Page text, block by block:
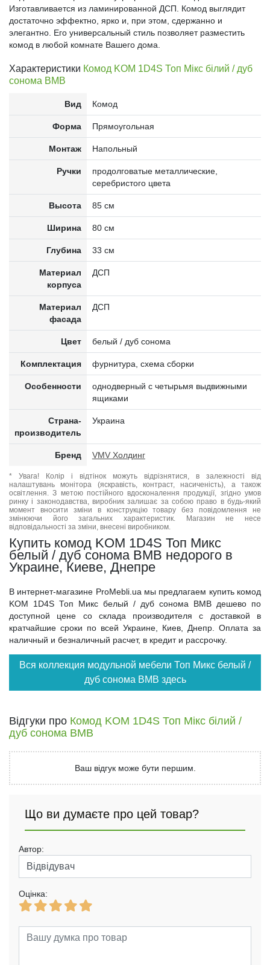
Изготавливается из ламинированной ДСП. Комод выглядит
достаточно эффектно, ярко и, при этом, сдержанно и
элегантно. Его универсальный стиль позволяет разместить
комод в любой комнате Вашего дома.
Характеристики Комод KOM 1D4S Топ Мікс білий / дуб
сонома ВМВ
Вид Комод
Форма Прямоугольная
Монтаж Напольный
Ручки
продолговатые металлические,
серебристого цвета
Высота 85 см
Ширина 80 см
Глубина 33 см
Материал
корпуса
ДСП
Материал
фасада
ДСП
Цвет белый / дуб сонома
Комплектация фурнитура, схема сборки
Особенности
однодверный с четырьмя выдвижными
ящиками
Страна-
производитель
Украина
Бренд VMV Холдинг
* Увага! Колір і відтінок можуть відрізнятися, в залежності від
налаштувань монітора (яскравість, контраст, насиченість), а також
освітлення. З метою постійного вдосконалення продукції, згідно умов
ринку і законодавства, виробник залишає за собою право в будь-який
момент вносити зміни в конструкцію товару без повідомлення не
змінюючи його загальних характеристик. Магазин не несе
відповідальності за зміни, внесені виробником.
Купить комод KOM 1D4S Топ Микс
белый / дуб сонома ВМВ недорого в
Украине, Киеве, Днепре
В интернет-магазине ProMebli.ua мы предлагаем купить комод
KOM 1D4S Топ Микс белый / дуб сонома ВМВ дешево по
доступной цене со склада производителя с доставкой в
кратчайшие сроки по всей Украине, Киев, Днепр. Оплата за
наличный и безналичный расчет, в кредит и рассрочку.
Вся коллекция модульной мебели Топ Микс белый /
дуб сонома ВМВ здесь
Відгуки про Комод KOM 1D4S Топ Мікс білий /
дуб сонома ВМВ
Ваш відгук може бути першим.
Що ви думаєте про цей товар?
Автор:
Оцінка: